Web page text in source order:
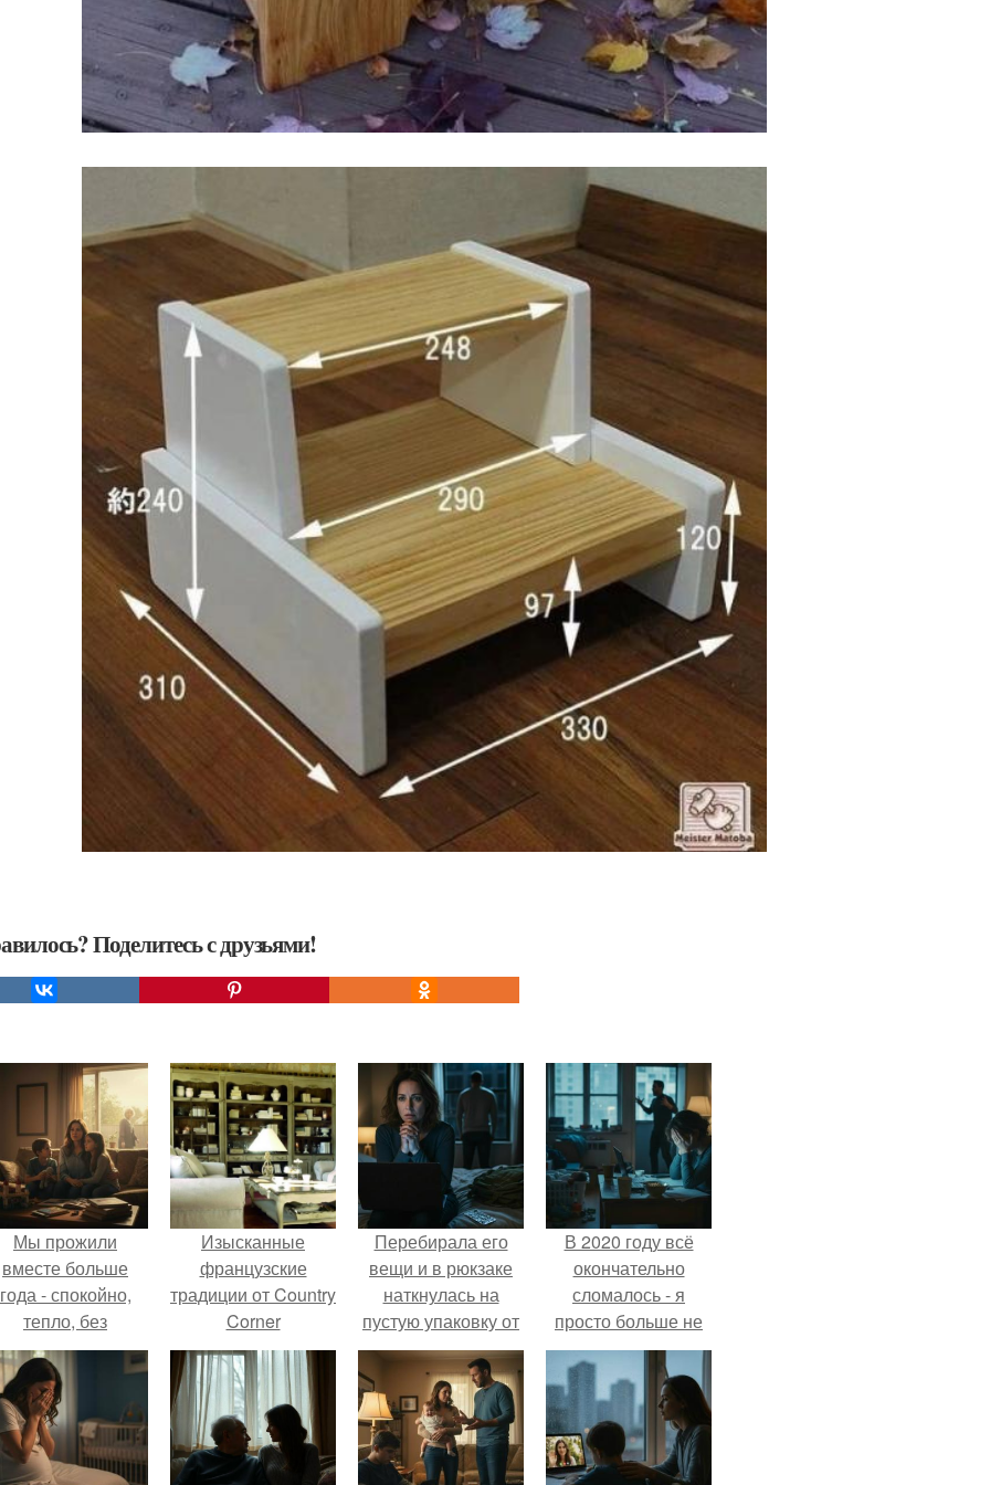
Поделитесь с друзьями!
Мы прожили
вместе больше
года - спокойно,
тепло, без
конфликтов.
Изысканные
французские
традиции от Country
Corner
Перебирала его
вещи и в рюкзаке
наткнулась на
пустую упаковку от
каких-то таблеток.
В 2020 году всё
окончательно
сломалось - я
просто больше не
тянула всё одна.